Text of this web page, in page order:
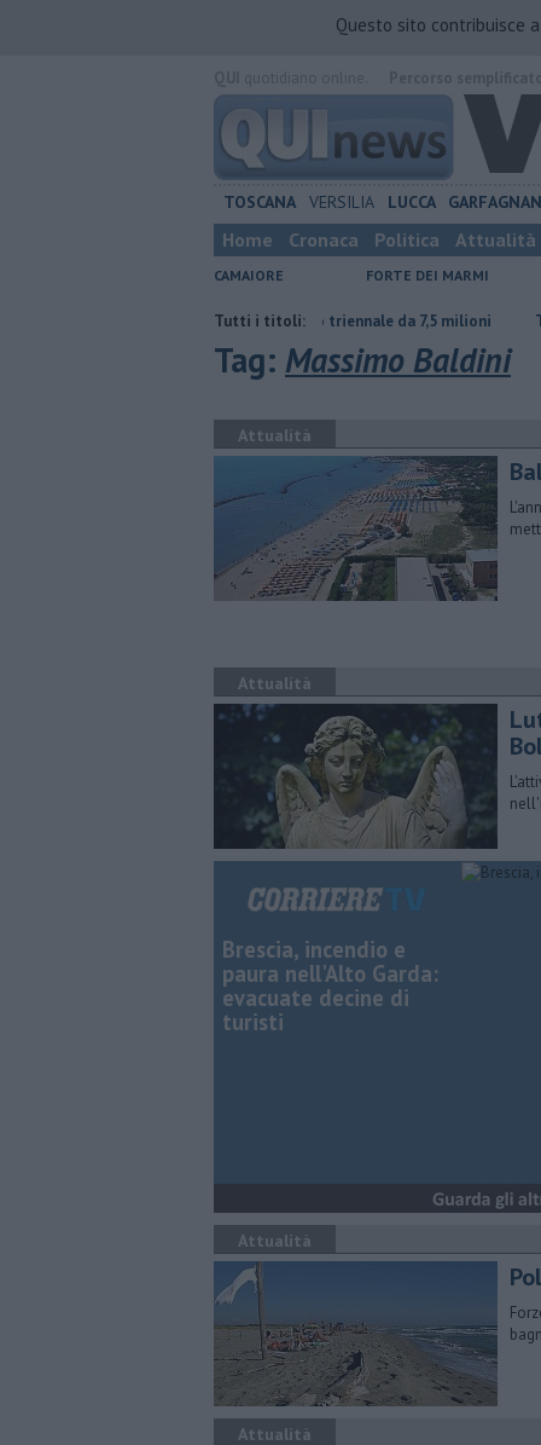
Questo sito contribuisce
TOSCANA VERSILIA LUCCA
Home Cronaca Politica Attualità
CAMAIORE FORTE DEI MARMI
Tutti i titoli:
Porti regionali, piano triennale da 7,5 milioni Terremoto
Tag: Massimo Baldini
Attualità
Attualità
Brescia, incendio e
paura nell'Alto Garda:
evacuate decine di
turisti
Attualità
Attualità